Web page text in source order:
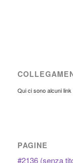
Qui ci sono alcuni
PAGINE
#2136 (senza